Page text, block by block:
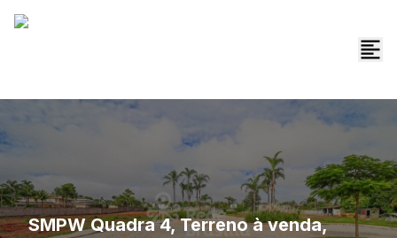
SMPW Quadra 4, Terreno à venda,